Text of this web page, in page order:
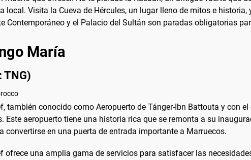
local. Visita la Cueva de Hércules, un lugar lleno de mitos e
Contemporáneo y el Palacio del Sultán son paradas obligatorias
María
TNG)
también conocido como Aeropuerto de Tánger-Ibn Battouta y con
Este aeropuerto tiene una historia rica que se remonta a su
convertirse en una puerta de entrada importante a Marruecos.
ofrece una amplia gama de servicios para satisfacer las